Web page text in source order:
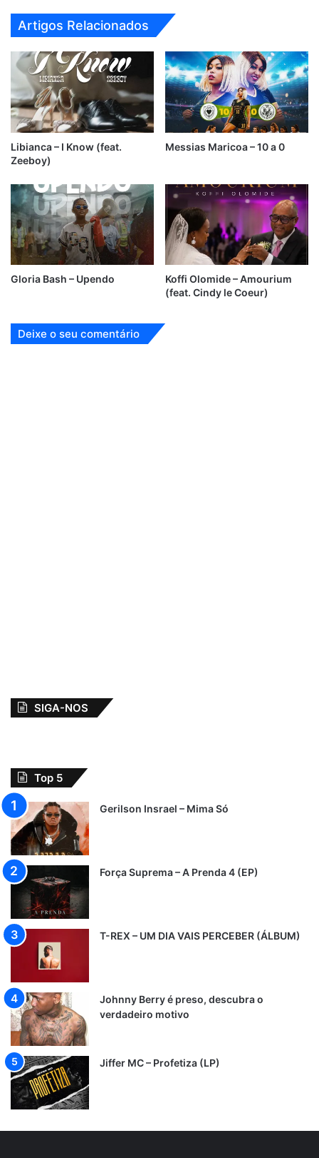
Artigos Relacionados
Libianca – I Know (feat.
Zeeboy)
Messias Maricoa – 10 a 0
Gloria Bash – Upendo
Koffi Olomide – Amourium
(feat. Cindy le Coeur)
Deixe o seu comentário
SIGA-NOS
Top 5
Gerilson Insrael – Mima Só
Força Suprema – A Prenda 4 (EP)
T-REX – UM DIA VAIS PERCEBER (ÁLBUM)
Johnny Berry é preso, descubra o
verdadeiro motivo
Jiffer MC – Profetiza (LP)